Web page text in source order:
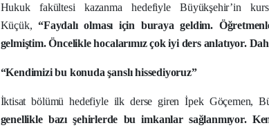
Hukuk fakültesi kazanma hedefiyle Büyükşehir’in
Küçük,“Faydalı olması için buraya geldim.
gelmiştim. Öncelikle hocalarımız çok iyi ders anlatıyor.
“Kendimizi bu konuda şanslı hissediyoruz”
İktisat bölümü hedefiyle ilk derse giren İpek Göçemen,
genellikle bazı şehirlerde bu imkanlar sağlanmıyor.